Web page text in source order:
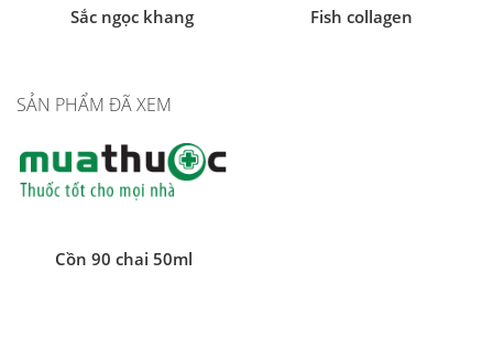
Sắc ngọc khang Fish collagen
SẢN PHẨM ĐÃ XEM
Cồn 90 chai 50ml